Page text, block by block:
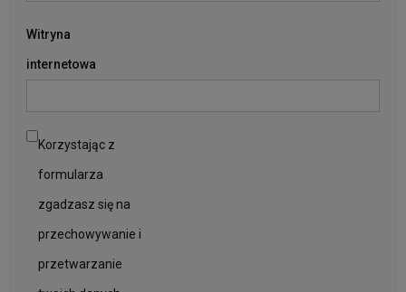
Witryna
internetowa
Korzystając z
formularza
zgadzasz się na
przechowywanie i
przetwarzanie